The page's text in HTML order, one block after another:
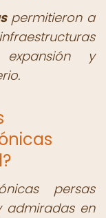
permitieron a
y
persas
admiradas en